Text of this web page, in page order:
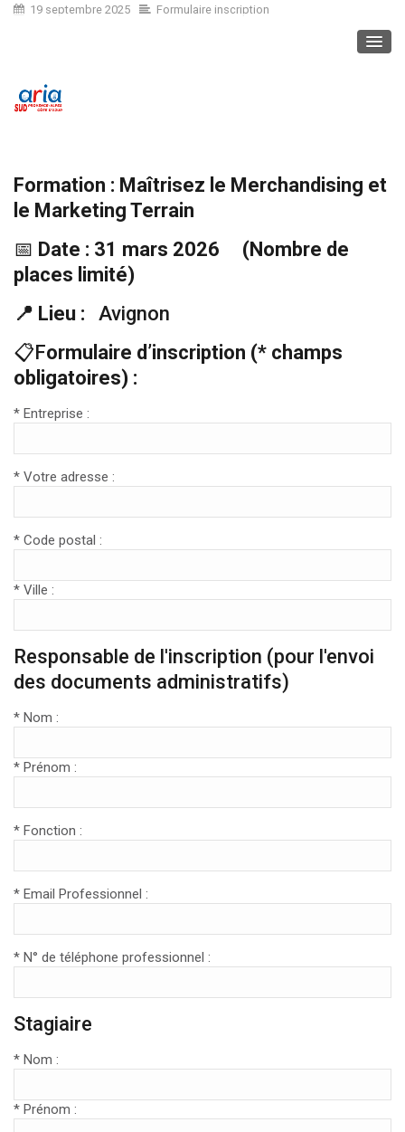
19 septembre 2025 Formulaire inscription
Formation : Maîtrisez le Merchandising et
le Marketing Terrain
📅 Date : 31 mars 2026
(Nombre de
places limité)
📍 Lieu : Avignon
📋Formulaire d’inscription (* champs
obligatoires) :
* Entreprise :
* Votre adresse :
* Code postal :
* Ville :
Responsable de l'inscription (pour l'envoi
des documents administratifs)
* Nom :
* Prénom :
* Fonction :
* Email Professionnel :
* N° de téléphone professionnel :
Stagiaire
* Nom :
* Prénom :